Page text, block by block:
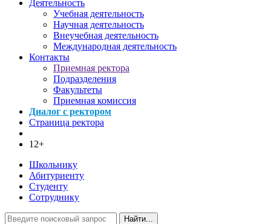
Деятельность
Учебная деятельность
Научная деятельность
Внеучебная деятельность
Международная деятельность
Контакты
Приемная ректора
Подразделения
Факультеты
Приемная комиссия
Диалог с ректором
Страница ректора
12+
Школьнику
Абитуриенту
Студенту
Сотруднику
Найти...